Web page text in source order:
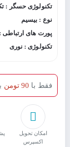
تکنولوژی حسگر :
نوع : بیسیم
پورت های ارتباطی : USB دانگل
تکنولوژی : نوری
امکان تحویل
اکسپرس
فقط با 90 تومن